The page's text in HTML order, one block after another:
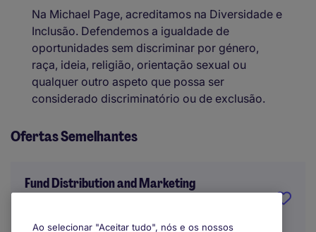
Na Michael Page, acreditamos na Diversidade e
Inclusão. Defendemos a igualdade de
oportunidades sem discriminar por género,
raça, ideia, religião, orientação sexual ou
qualquer outro aspeto que possa ser
considerado discriminatório ou de exclusão.
Ofertas Semelhantes
Fund Distribution and Marketing
Ao selecionar "Aceitar tudo", nós e os nossos